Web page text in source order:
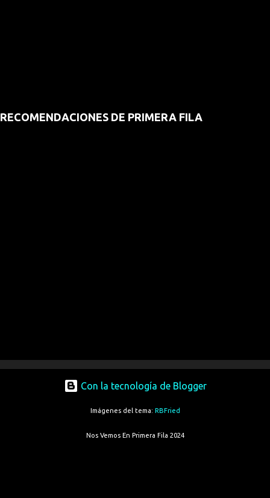
RECOMENDACIONES DE PRIMERA FILA
Con la tecnología de Blogger
Imágenes del tema: RBFried
Nos Vemos En Primera Fila 2024